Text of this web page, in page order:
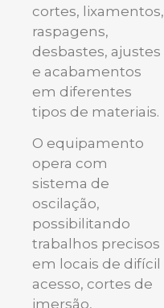
cortes, lixamentos,
raspagens,
desbastes, ajustes
e acabamentos
em diferentes
tipos de materiais.
O equipamento
opera com
sistema de
oscilação,
possibilitando
trabalhos precisos
em locais de difícil
acesso, cortes de
imersão,